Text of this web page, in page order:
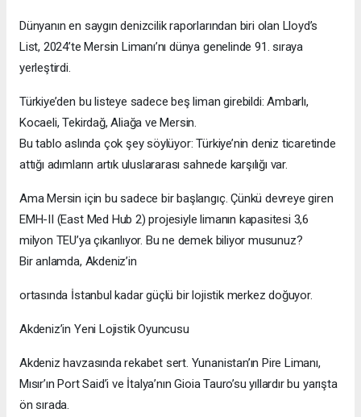
Dünyanın en saygın denizcilik raporlarından biri olan Lloyd’s
List, 2024’te Mersin Limanı’nı dünya genelinde 91. sıraya
yerleştirdi.
Türkiye’den bu listeye sadece beş liman girebildi: Ambarlı,
Kocaeli, Tekirdağ, Aliağa ve Mersin.
Bu tablo aslında çok şey söylüyor: Türkiye’nin deniz ticaretinde
attığı adımların artık uluslararası sahnede karşılığı var.
Ama Mersin için bu sadece bir başlangıç. Çünkü devreye giren
EMH-II (East Med Hub 2) projesiyle limanın kapasitesi 3,6
milyon TEU’ya çıkarılıyor. Bu ne demek biliyor musunuz?
Bir anlamda, Akdeniz’in
ortasında İstanbul kadar güçlü bir lojistik merkez doğuyor.
Akdeniz’in Yeni Lojistik Oyuncusu
Akdeniz havzasında rekabet sert. Yunanistan’ın Pire Limanı,
Mısır’ın Port Said’i ve İtalya’nın Gioia Tauro’su yıllardır bu yarışta
ön sırada.